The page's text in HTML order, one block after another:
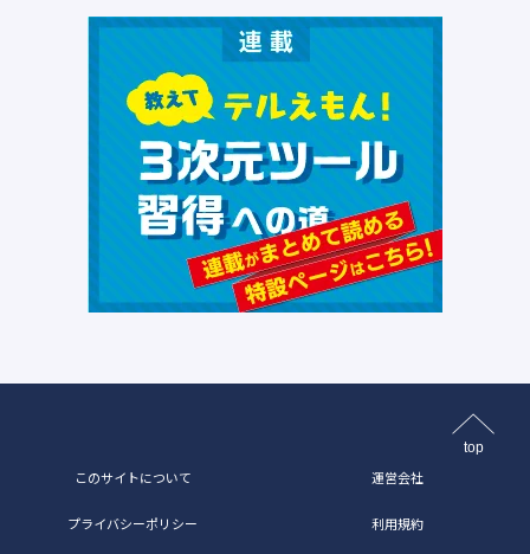
top
このサイトについて 運営会社
プライバシーポリシー 利用規約